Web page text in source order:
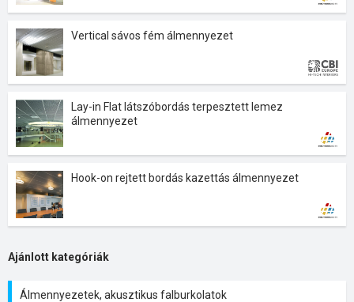
Vertical sávos fém álmennyezet
Lay-in Flat látszóbordás terpesztett lemez
álmennyezet
Hook-on rejtett bordás kazettás álmennyezet
Ajánlott kategóriák
Álmennyezetek, akusztikus falburkolatok